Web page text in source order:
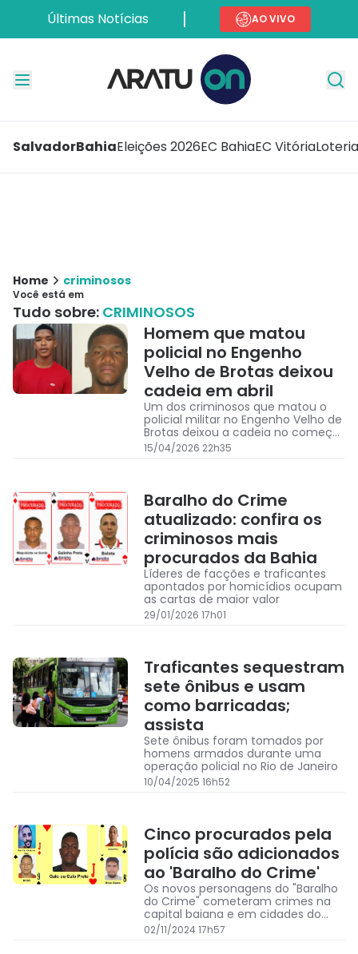
Últimas Notícias AO VIVO
SalvadorBahiaEleições 2026EC BahiaEC Vitória
Home criminosos
Você está em
Tudo sobre: CRIMINOSOS
Homem que matou
policial no Engenho
Velho de Brotas deixou
cadeia em abril
Um dos criminosos que matou o
policial militar no Engenho Velho de
Brotas deixou a cadeia no começo
de abril após ser preso no dia 3
15/04/2026 22h35
Baralho do Crime
atualizado: confira os
criminosos mais
procurados da Bahia
Líderes de facções e traficantes
apontados por homicídios ocupam
as cartas de maior valor
29/01/2026 17h01
Traficantes sequestram
sete ônibus e usam
como barricadas;
assista
Sete ônibus foram tomados por
homens armados durante uma
operação policial no Rio de Janeiro
10/04/2025 16h52
Cinco procurados pela
polícia são adicionados
ao 'Baralho do Crime'
Os novos personagens do "Baralho
do Crime" cometeram crimes na
capital baiana e em cidades do
interior, como Paulo Afonso e
Jequié
02/11/2024 17h57